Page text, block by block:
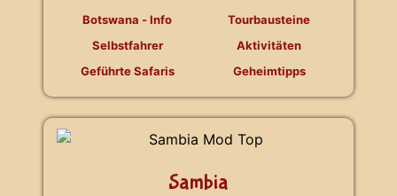
Botswana - Info
Selbstfahrer
Geführte Safaris
Tourbausteine
Aktivitäten
Geheimtipps
Sambia